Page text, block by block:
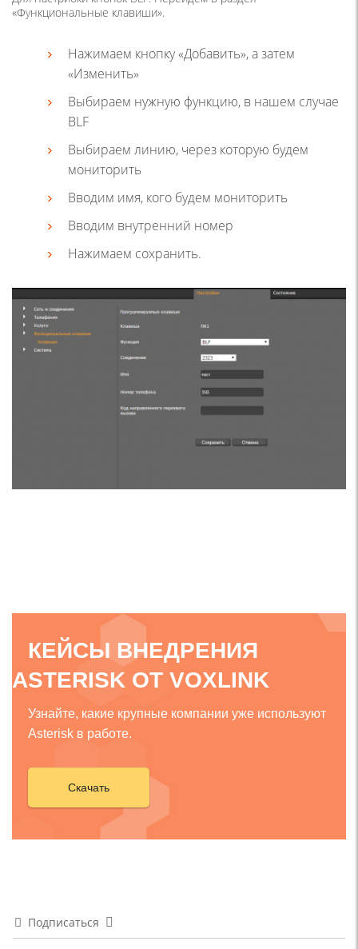
«Функциональные клавиши».
Нажимаем кнопку «Добавить», а затем
«Изменить»
Выбираем нужную функцию, в нашем случае
BLF
Выбираем линию, через которую будем
мониторить
Вводим имя, кого будем мониторить
Вводим внутренний номер
Нажимаем сохранить.
КЕЙСЫ ВНЕДРЕНИЯ
ASTERISK ОТ VOXLINK
Узнайте, какие крупные компании уже используют
Asterisk в работе.
Скачать
Подписаться